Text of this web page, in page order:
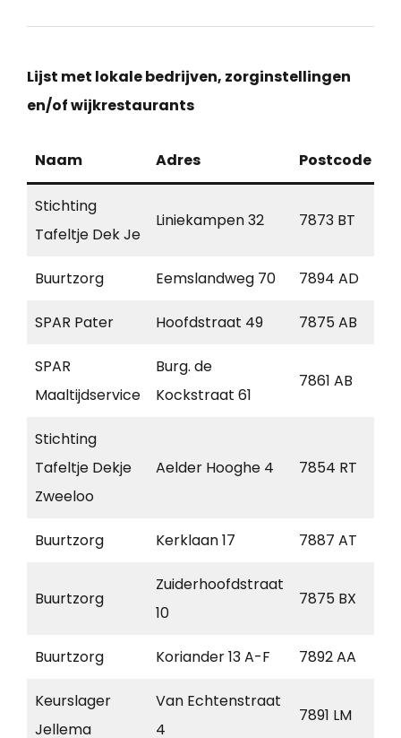
Lijst met lokale bedrijven, zorginstellingen
en/of wijkrestaurants
Naam Adres Postcode
Stichting
Tafeltje Dek Je
Liniekampen 32 7873 BT
Buurtzorg Eemslandweg 70 7894 AD
SPAR Pater Hoofdstraat 49 7875 AB
SPAR
Maaltijdservice
Burg. de
Kockstraat 61
7861 AB
Stichting
Tafeltje Dekje
Zweeloo
Aelder Hooghe 4 7854 RT
Buurtzorg Kerklaan 17 7887 AT
Buurtzorg
Zuiderhoofdstraat
10
7875 BX
Buurtzorg Koriander 13 A-F 7892 AA
Keurslager
Jellema
Van Echtenstraat
4
7891 LM